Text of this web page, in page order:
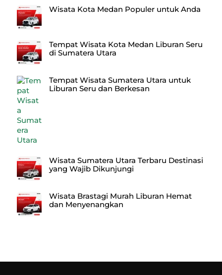
Wisata Kota Medan Populer untuk Anda
Tempat Wisata Kota Medan Liburan Seru
di Sumatera Utara
Tempat Wisata Sumatera Utara untuk
Liburan Seru dan Berkesan
Wisata Sumatera Utara Terbaru Destinasi
yang Wajib Dikunjungi
Wisata Brastagi Murah Liburan Hemat
dan Menyenangkan